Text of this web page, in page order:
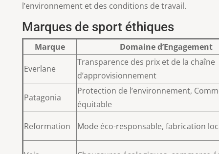
l’environnement et des conditions de travail.
Marques de sport éthiques
Marque Domaine d’Engagement
Everlane
Transparence des prix et de la chaîne
d’approvisionnement
Patagonia
Protection de l’environnement,
équitable
Reformation Mode éco-responsable, fabrication